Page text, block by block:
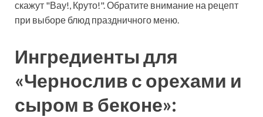
скажут "Вау!, Круто!". Обратите внимание на рецепт
при выборе блюд праздничного меню.
Ингредиенты для
«Чернослив с орехами и
сыром в беконе»: